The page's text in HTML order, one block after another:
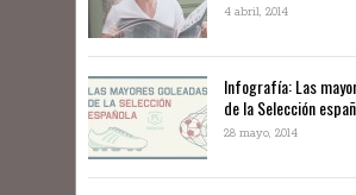
4 abril, 2014
Infografía: Las
de la Selección
28 mayo, 2014